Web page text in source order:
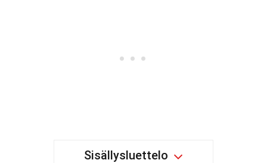
Sisällysluettelo